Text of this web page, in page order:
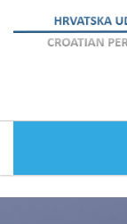
O NAMA